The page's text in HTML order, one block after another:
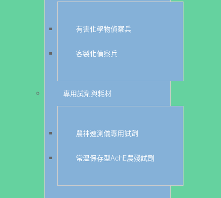
有害化學物偵察兵
客製化偵察兵
專用試劑與耗材
農神速測儀專用試劑
常溫保存型AchE農殘試劑